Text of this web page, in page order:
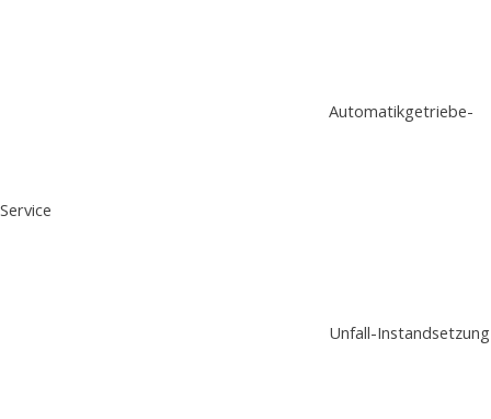
Automatikgetriebe-
Service
Unfall-Instandsetzung